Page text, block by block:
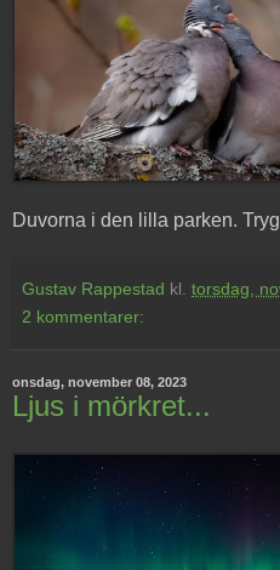
Duvorna i den lilla parken.
Gustav Rappestad kl. torsdag,
2 kommentarer:
onsdag, november 08, 2023
Ljus i mörkret...